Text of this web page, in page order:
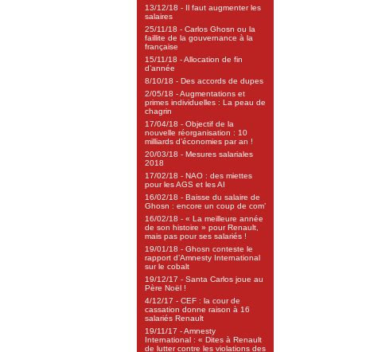
13/12/18 - Il faut augmenter les
salaires
25/11/18 - Carlos Ghosn ou la
faillite de la gouvernance à la
française
15/11/18 - Allocation de fin
d’année
8/10/18 - Des accords de dupes
2/05/18 - Augmentations et
primes individuelles : La peau de
chagrin
17/04/18 - Objectif de la
nouvelle réorganisation : 10
milliards d’économies par an !
20/03/18 - Mesures salariales
2018
17/02/18 - NAO : des miettes
pour les AGS et les AI
16/02/18 - Baisse du salaire de
Ghosn : encore un coup de com’
16/02/18 - « La meilleure année
de son histoire » pour Renault,
mais pas pour ses salariés !
19/01/18 - Ghosn conteste le
rapport d’Amnesty International
sur le cobalt
19/12/17 - Santa Carlos joue au
Père Noël !
4/12/17 - CEF : la cour de
cassation donne raison à 16
salariés Renault
19/11/17 - Amnesty
International : « Dites à Renault
de lutter contre les violations des